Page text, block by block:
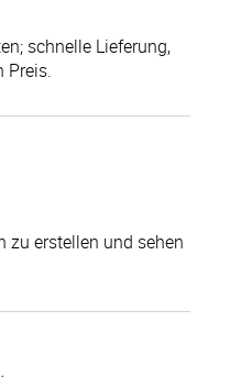
schnelle Lieferung,
Preis.
zu erstellen und sehen